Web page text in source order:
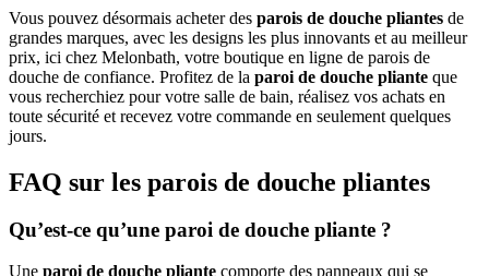
Vous pouvez désormais acheter des parois de douche pliantes de
grandes marques, avec les designs les plus innovants et au meilleur
prix, ici chez Melonbath, votre boutique en ligne de parois de
douche de confiance. Profitez de la paroi de douche pliante que
vous recherchiez pour votre salle de bain, réalisez vos achats en
toute sécurité et recevez votre commande en seulement quelques
jours.
FAQ sur les parois de douche pliantes
Qu’est-ce qu’une paroi de douche pliante ?
Une paroi de douche pliante comporte des panneaux qui se